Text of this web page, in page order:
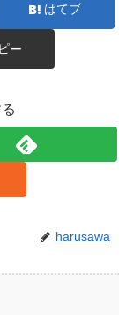
はてブ
ー
harusawa